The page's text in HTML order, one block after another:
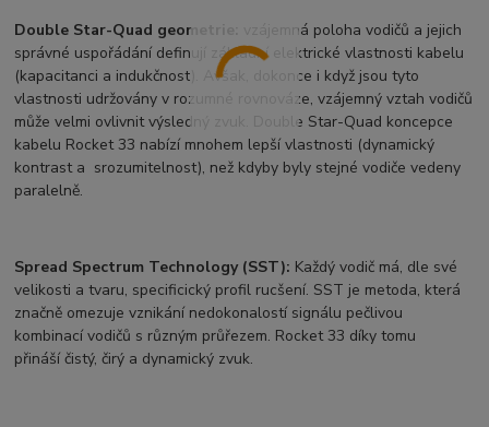
Double Star-Quad geometrie:
vzájemná poloha vodičů a jejich
správné uspořádání definují základní elektrické vlastnosti kabelu
(kapacitanci a indukčnost). Avšak, dokonce i když jsou tyto
vlastnosti udržovány v rozumné rovnováze, vzájemný vztah vodičů
může velmi ovlivnit výsledný zvuk. Double Star-Quad koncepce
kabelu Rocket 33 nabízí mnohem lepší vlastnosti (dynamický
kontrast a srozumitelnost), než kdyby byly stejné vodiče vedeny
paralelně.
Spread Spectrum Technology (SST): Každý vodič má, dle své
velikosti a tvaru, specificický profil rucšení. SST je metoda, která
značně omezuje vznikání nedokonalostí signálu pečlivou
kombinací vodičů s různým průřezem. Rocket 33 díky tomu
přináší čistý, čirý a dynamický zvuk.